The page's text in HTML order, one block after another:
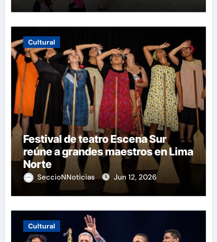
Cultural
Festival de teatro Escena Sur
reúne a grandes maestros en Lima
Norte
SeccioNNoticias Jun 12, 2026
Cultural